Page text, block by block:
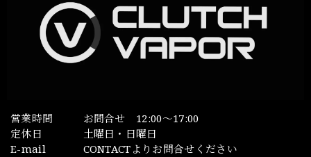
営業時間
お問合せ 12:00～17:00
定休日
土曜日・日曜日
E-mail
CONTACTよりお問合せください